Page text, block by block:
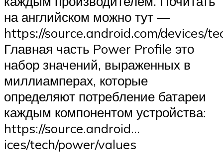
на английском можно тут —
https://source.android.com/devices/
Главная часть Power Profile это
набор значений, выраженных в
миллиамперах, которые
определяют потребление батареи
каждым компонентом устройства:
https://source.android…
ices/tech/power/values